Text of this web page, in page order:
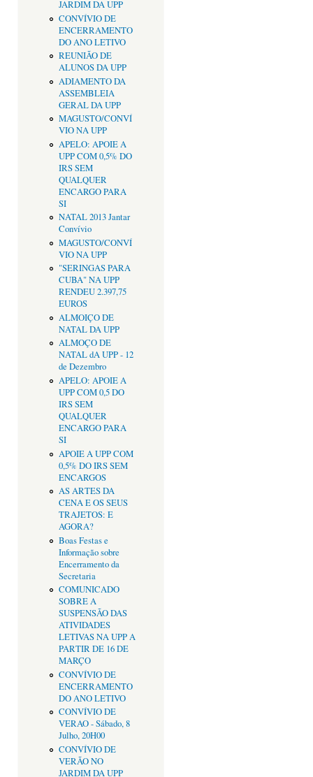
JARDIM DA UPP
CONVÍVIO DE
ENCERRAMENTO
DO ANO LETIVO
REUNIÃO DE
ALUNOS DA UPP
ADIAMENTO DA
ASSEMBLEIA
GERAL DA UPP
MAGUSTO/CONVÍ
VIO NA UPP
APELO: APOIE A
UPP COM 0,5% DO
IRS SEM
QUALQUER
ENCARGO PARA
SI
NATAL 2013 Jantar
Convívio
MAGUSTO/CONVÍ
VIO NA UPP
"SERINGAS PARA
CUBA" NA UPP
RENDEU 2.397,75
EUROS
ALMOIÇO DE
NATAL DA UPP
ALMOÇO DE
NATAL dA UPP - 12
de Dezembro
APELO: APOIE A
UPP COM 0,5 DO
IRS SEM
QUALQUER
ENCARGO PARA
SI
APOIE A UPP COM
0,5% DO IRS SEM
ENCARGOS
AS ARTES DA
CENA E OS SEUS
TRAJETOS: E
AGORA?
Boas Festas e
Informação sobre
Encerramento da
Secretaria
COMUNICADO
SOBRE A
SUSPENSÃO DAS
ATIVIDADES
LETIVAS NA UPP A
PARTIR DE 16 DE
MARÇO
CONVÍVIO DE
ENCERRAMENTO
DO ANO LETIVO
CONVÍVIO DE
VERAO - Sábado, 8
Julho, 20H00
CONVÍVIO DE
VERÃO NO
JARDIM DA UPP